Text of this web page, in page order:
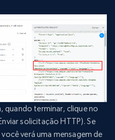
quando terminar, clique no
solicitação HTTP). Se
verá uma mensagem de